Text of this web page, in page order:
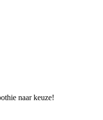
naar keuze!